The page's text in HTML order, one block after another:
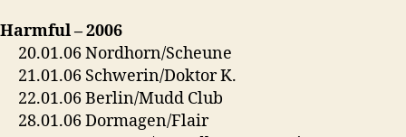
Harmful – 2006
20.01.06 Nordhorn/Scheune
21.01.06 Schwerin/Doktor K.
22.01.06 Berlin/Mudd Club
28.01.06 Dormagen/Flair